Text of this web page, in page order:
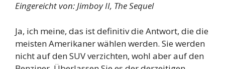
Eingereicht von: Jimboy II, The Sequel
Ja, ich meine, das ist definitiv die Antwort, die die
meisten Amerikaner wählen werden. Sie werden
nicht auf den SUV verzichten, wohl aber auf den